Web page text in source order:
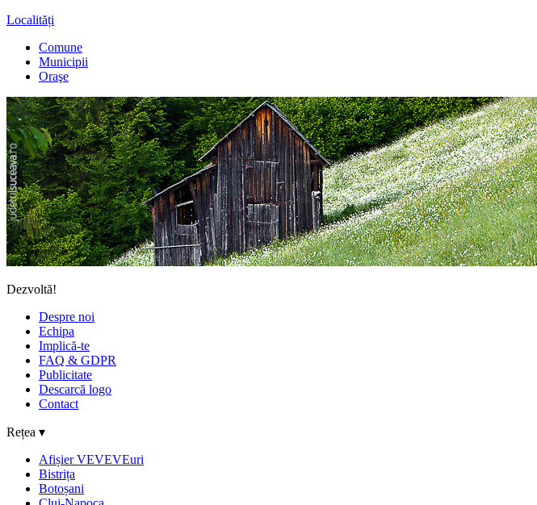
Localități
Comune
Municipii
Oraşe
Dezvoltă!
Despre noi
Echipa
Implică-te
FAQ & GDPR
Publicitate
Descarcă logo
Contact
Rețea ▾
Afișier VEVEVEuri
Bistrița
Botoșani